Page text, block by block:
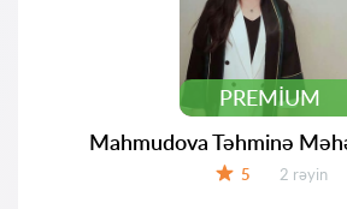
PREMIUM
Mahmudova Təhminə
5 Rəylər:
2 rəyin